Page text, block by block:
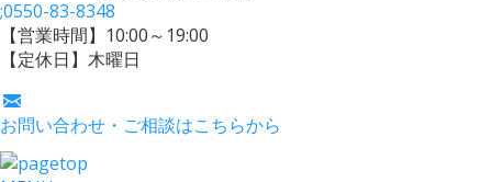
;0550-83-8348
【営業時間】10:00～19:00
【定休日】木曜日
お問い合わせ・ご相談はこちらから